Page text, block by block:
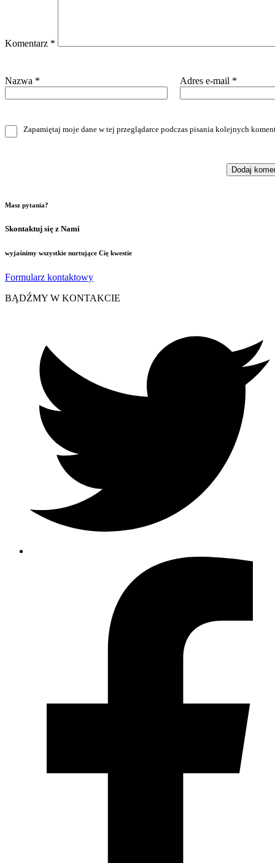
Komentarz *
Nazwa * Adres e-mail *
Zapamiętaj moje dane w tej przeglądarce podczas pisania kolejnych
Masz pytania?
Skontaktuj się z Nami
wyjaśnimy wszystkie nurtujące Cię kwestie
Formularz kontaktowy
BĄDŹMY W KONTAKCIE